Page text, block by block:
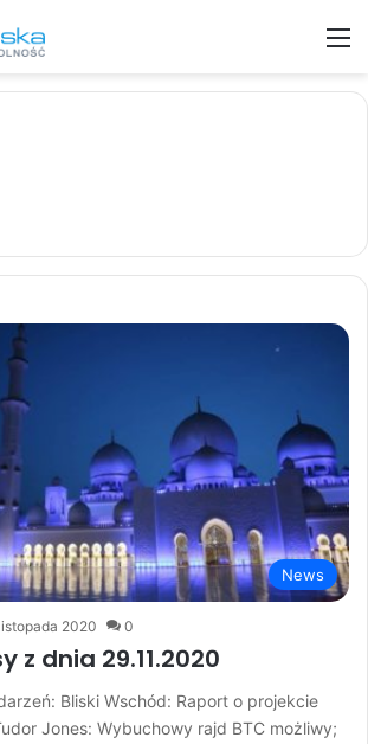
News
2020 0
z dnia 29.11.2020
Bliski Wschód: Raport o projekcie
Jones: Wybuchowy rajd BTC możliwy;